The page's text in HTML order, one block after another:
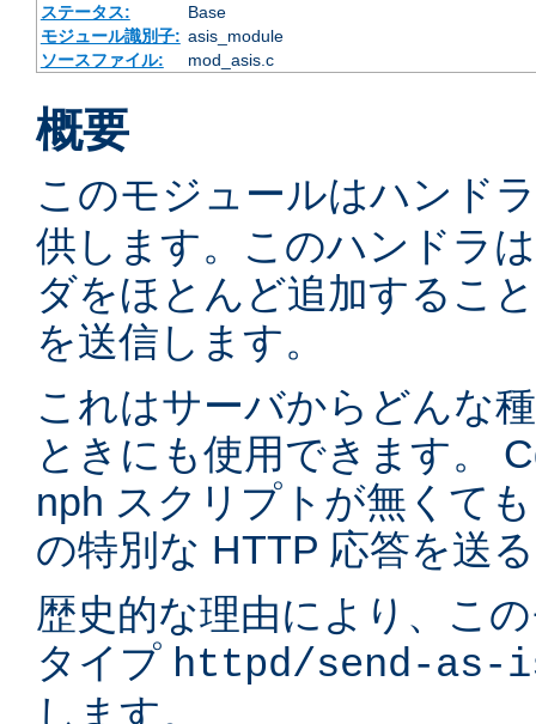
ステータス:
Base
モジュール識別子: asis_module
ソースファイル:
mod_asis.c
概要
このモジュールはハンド
供します。このハンドラ
ダをほとんど追加するこ
を送信します。
これはサーバからどんな
ときにも使用できます。
nph スクリプトが無くて
の特別な HTTP 応答を送
歴史的な理由により、こ
タイプ httpd/send-as-
します。